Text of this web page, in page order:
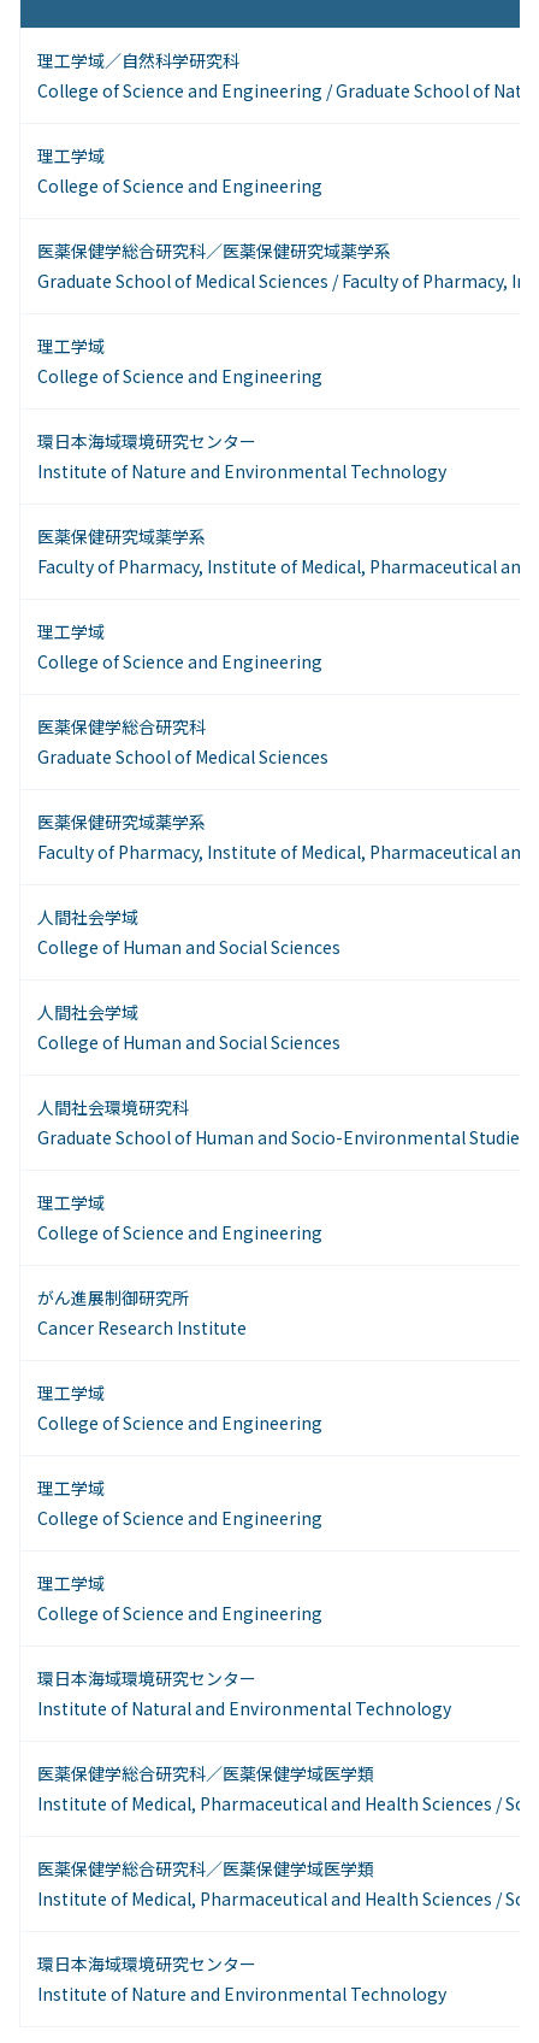
理工学域／自然科学研究科
College of Science and Engineering / Graduate School of
理工学域
College of Science and Engineering
医薬保健学総合研究科／医薬保健研究域薬学系
Graduate School of Medical Sciences / Faculty of Pharmacy,
理工学域
College of Science and Engineering
環日本海域環境研究センター
Institute of Nature and Environmental Technology
医薬保健研究域薬学系
Faculty of Pharmacy, Institute of Medical, Pharmaceutical and
理工学域
College of Science and Engineering
医薬保健学総合研究科
Graduate School of Medical Sciences
医薬保健研究域薬学系
Faculty of Pharmacy, Institute of Medical, Pharmaceutical and
人間社会学域
College of Human and Social Sciences
人間社会学域
College of Human and Social Sciences
人間社会環境研究科
Graduate School of Human and Socio-Environmental Studies
理工学域
College of Science and Engineering
がん進展制御研究所
Cancer Research Institute
理工学域
College of Science and Engineering
理工学域
College of Science and Engineering
理工学域
College of Science and Engineering
環日本海域環境研究センター
Institute of Natural and Environmental Technology
医薬保健学総合研究科／医薬保健学域医学類
Institute of Medical, Pharmaceutical and Health Sciences /
医薬保健学総合研究科／医薬保健学域医学類
Institute of Medical, Pharmaceutical and Health Sciences /
環日本海域環境研究センター
Institute of Nature and Environmental Technology